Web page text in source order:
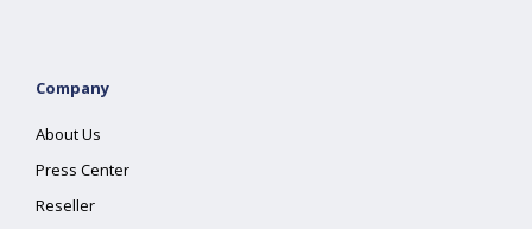
Company
About Us
Press Center
Reseller